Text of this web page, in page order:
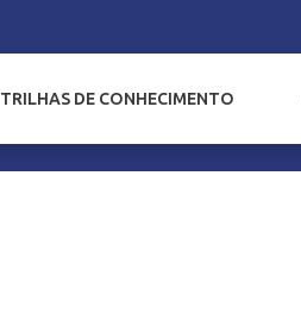
TRILHAS DE CONHECIMENTO